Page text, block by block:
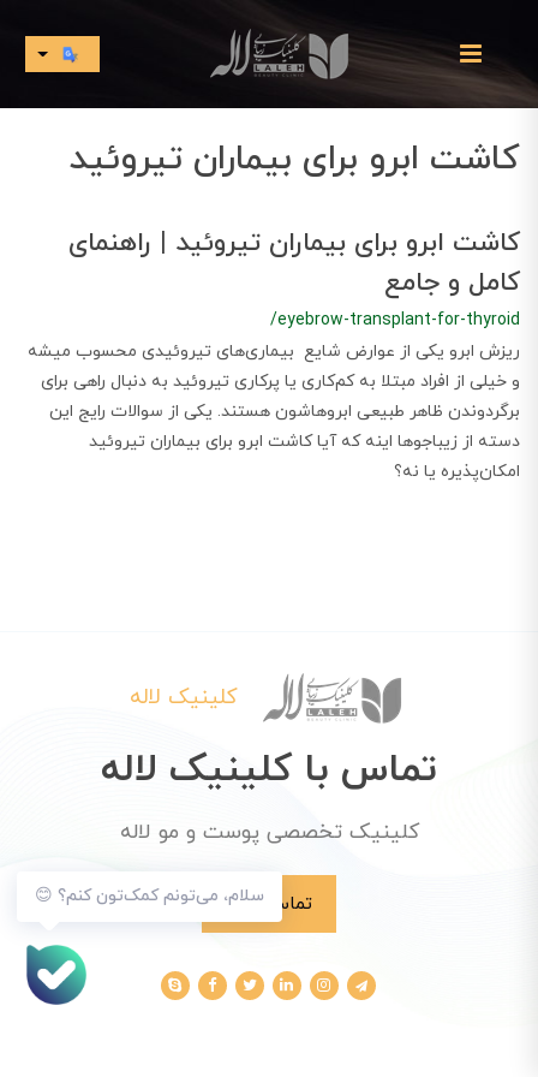
کاشت ابرو برای بیماران تیروئید
کاشت ابرو برای بیماران تیروئید | راهنمای
کامل و جامع
/eyebrow-transplant-for-thyroid
​​​​ریزش ابرو یکی از عوارض شایع بیماری‌های تیروئیدی محسوب میشه
و خیلی از افراد مبتلا به کم‌کاری یا پرکاری تیروئید به دنبال راهی برای
برگردوندن ظاهر طبیعی ابروهاشون هستند. یکی از سوالات رایج این
دسته از زیباجوها اینه که آیا کاشت ابرو برای بیماران تیروئید
امکان‌پذیره یا نه؟
سلام، می‌تونم کمک‌تون کنم؟ 😊
کلینیک لاله
تماس با کلینیک لاله
کلینیک تخصصی پوست و مو لاله
تماس با ما